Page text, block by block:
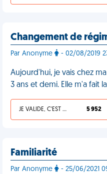
Changement de
Par Anonyme - 02/08/2019
Aujourd'hui, je vais chez
3 ans et demi. Elle m'a fait
JE VALIDE, C'EST UNE VDM 5 952
Familiarité
Par Anonyme - 25/06/2021